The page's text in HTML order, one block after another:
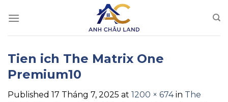
Tien ich The Matrix One
Premium10
Published 17 Tháng 7, 2025 at 1200 × 674in The